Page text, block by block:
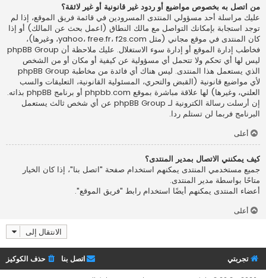
من اتصل به بخصوص مواضيع أو ردود غير قانونية أو غير لائقة؟
عليك مراسلة أحد مسؤولي المنتدى المسرودين في قائمة فريق الموقع، إذا لم
توجد استجابة بإمكانك التواصل مع مالك النطاق (اعمل بحث عن المالك) أو إذا
كان المنتدى في موقع مجاني (مثل yahoo، free.fr، f2s.com، وغيرها)،
فخاطب إدارة الموقع أو إدارة سوء الاستغلال. عليك ملاحظة أن phpBB Group
ليس لها أي تحكم ولا تتحمل أي مسؤولية عن كيفية أو مكان أو من الشخص
الذي يستعمل هذا المنتدى. ليس هناك أي فائدة من مخاطبة phpBB Group
لأي مواضيع قانونية (القبض والتحري، المسئولية القانونية، التعليقات والسب
العلني، وغيرها) لها علاقة مباشرة بموقع phpbb.com أو برنامج phpBB بذاته.
إن أرسلت رسالة الكترونية لـ phpBB Group عن أي شخص ثالث يستعمل
البرنامج فربما لن تستلم ردا.
أعلى
كيف يمكنني الاتصال بمدير المنتدى؟
جميع مستخدمي المنتدى يمكنهم استخدام صفحة "اتصل بنا"، إذا كان الخيار
متاحًا بواسطة مدير المنتدى.
أعضاء المنتدى يمكنهم أيضًا استخدام رابط "فريق الموقع".
أعلى
الانتقال إلى
تجربتي حذف الكوكيز اتصل بنا